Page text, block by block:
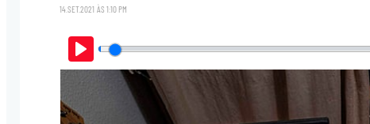
14.SET.2021 ÀS 1:10 PM
Play